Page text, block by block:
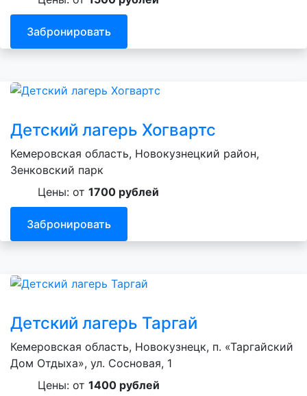
Забронировать
Детский лагерь Хогвартс
Кемеровская область, Новокузнецкий район,
Зенковский парк
Цены: от 1700 рублей
Забронировать
Детский лагерь Таргай
Кемеровская область, Новокузнецк, п. «Таргайский
Дом Отдыха», ул. Сосновая, 1
Цены: от 1400 рублей